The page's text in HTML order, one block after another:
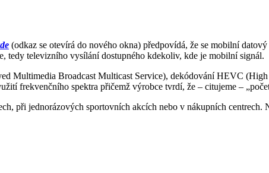
(odkaz se otevírá do nového okna) předpovídá, že se mobilní
tedy televizního vysílání dostupného kdekoliv, kde je mobilní signál.
Multimedia Broadcast Multicast Service), dekódování HEVC
frekvenčního spektra přičemž výrobce tvrdí, že – citujeme –
při jednorázových sportovních akcích nebo v nákupních